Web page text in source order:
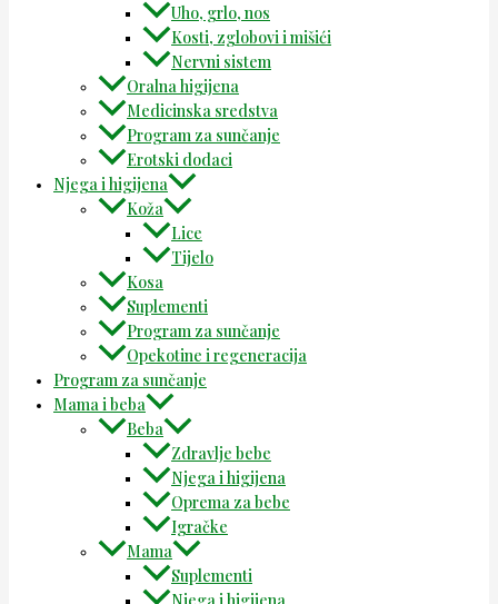
Uho, grlo, nos
Kosti, zglobovi i mišići
Nervni sistem
Oralna higijena
Medicinska sredstva
Program za sunčanje
Erotski dodaci
Njega i higijena
Koža
Lice
Tijelo
Kosa
Suplementi
Program za sunčanje
Opekotine i regeneracija
Program za sunčanje
Mama i beba
Beba
Zdravlje bebe
Njega i higijena
Oprema za bebe
Igračke
Mama
Suplementi